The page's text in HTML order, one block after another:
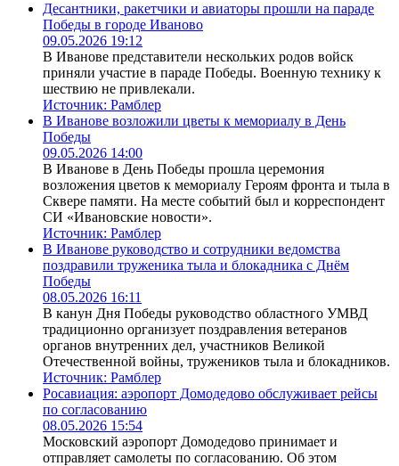
Десантники, ракетчики и авиаторы прошли на параде
Победы в городе Иваново
09.05.2026 19:12
В Иванове представители нескольких родов войск
приняли участие в параде Победы. Военную технику к
шествию не привлекали.
Источник: Рамблер
В Иванове возложили цветы к мемориалу в День
Победы
09.05.2026 14:00
В Иванове в День Победы прошла церемония
возложения цветов к мемориалу Героям фронта и тыла в
Сквере памяти. На месте событий был и корреспондент
СИ «Ивановские новости».
Источник: Рамблер
В Иванове руководство и сотрудники ведомства
поздравили труженика тыла и блокадника с Днём
Победы
08.05.2026 16:11
В канун Дня Победы руководство областного УМВД
традиционно организует поздравления ветеранов
органов внутренних дел, участников Великой
Отечественной войны, тружеников тыла и блокадников.
Источник: Рамблер
Росавиация: аэропорт Домодедово обслуживает рейсы
по согласованию
08.05.2026 15:54
Московский аэропорт Домодедово принимает и
отправляет самолеты по согласованию. Об этом